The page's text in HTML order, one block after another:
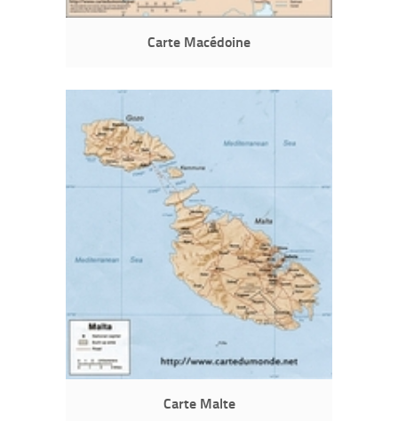
Carte Macédoine
Carte Malte